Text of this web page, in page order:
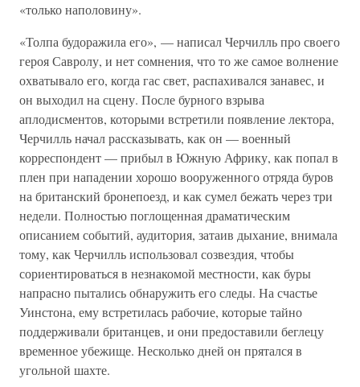
«только наполовину».
«Толпа будоражила его», — написал Черчилль про своего
героя Савролу, и нет сомнения, что то же самое волнение
охватывало его, когда гас свет, распахивался занавес, и
он выходил на сцену. После бурного взрыва
аплодисментов, которыми встретили появление лектора,
Черчилль начал рассказывать, как он — военный
корреспондент — прибыл в Южную Африку, как попал в
плен при нападении хорошо вооруженного отряда буров
на британский бронепоезд, и как сумел бежать через три
недели. Полностью поглощенная драматическим
описанием событий, аудитория, затаив дыхание, внимала
тому, как Черчилль использовал созвездия, чтобы
сориентироваться в незнакомой местности, как буры
напрасно пытались обнаружить его следы. На счастье
Уинстона, ему встретилась рабочие, которые тайно
поддерживали британцев, и они предоставили беглецу
временное убежище. Несколько дней он прятался в
угольной шахте.